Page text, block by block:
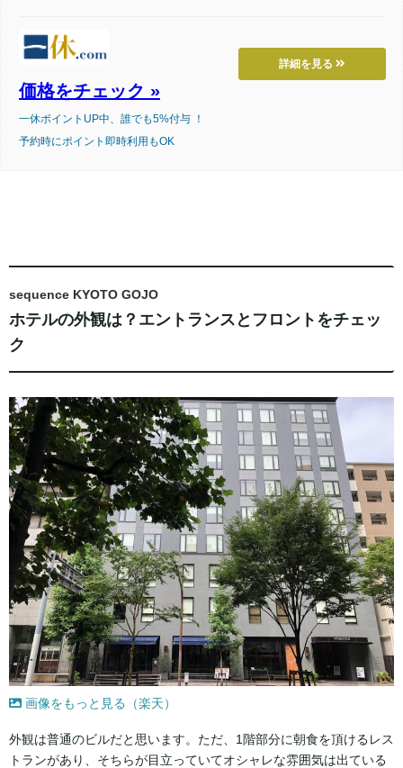
詳細を見る
価格をチェック »
一休ポイントUP中、誰でも5%付与 ！
予約時にポイント即時利用もOK
sequence KYOTO GOJO
ホテルの外観は？エントランスとフロントをチェッ
ク
画像をもっと見る（楽天）
外観は普通のビルだと思います。ただ、1階部分に朝食を頂けるレス
トランがあり、そちらが目立っていてオシャレな雰囲気は出ている